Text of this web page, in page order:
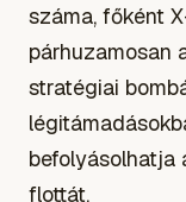
száma, főként
párhuzamosan
stratégiai
befolyásolhatja
flottát.